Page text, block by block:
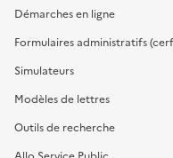
Démarches en ligne
Formulaires administratifs
Simulateurs
Modèles de lettres
Outils de recherche